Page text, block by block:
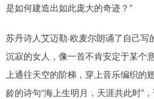
是如何建造出如此庞大的奇迹？”
苏丹诗人艾迈勒·欧麦尔朗诵了自己写
沉寂的女人，像一首不肯安定于某
上通往天空的阶梯，穿上音乐编织的
龄的诗句“海上生明月，天涯共此时”